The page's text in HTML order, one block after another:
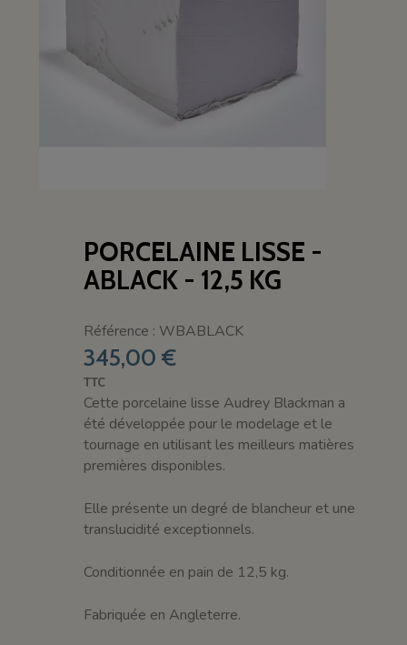
PORCELAINE LISSE -
ABLACK - 12,5 KG
Référence : WBABLACK
345,00 €
TTC
Cette porcelaine lisse Audrey Blackman a
été développée pour le modelage et le
tournage en utilisant les meilleurs matières
premières disponibles.
Elle présente un degré de blancheur et une
translucidité exceptionnels.
Conditionnée en pain de 12,5 kg.
Fabriquée en Angleterre.